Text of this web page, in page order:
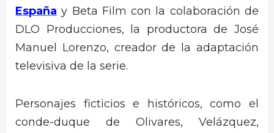
España y Beta Film con la colaboración de
DLO Producciones, la productora de José
Manuel Lorenzo, creador de la adaptación
televisiva de la serie.
Personajes ficticios e históricos, como el
conde-duque de Olivares, Velázquez,